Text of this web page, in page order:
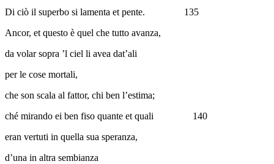
Di ciò il superbo si lamenta et pente. 135
Ancor, et questo è quel che tutto avanza,
da volar sopra ’l ciel li avea dat’ali
per le cose mortali,
che son scala al fattor, chi ben l’estima;
ché mirando ei ben fiso quante et quali 140
eran vertuti in quella sua speranza,
d’una in altra sembianza